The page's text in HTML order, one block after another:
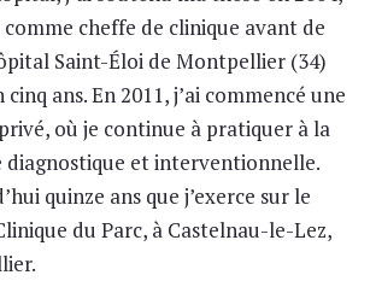
cheffe de clinique avant de
Saint-Éloi de Montpellier (34)
ans. En 2011, j’ai commencé une
où je continue à pratiquer à la
diagnostique et interventionnelle.
quinze ans que j’exerce sur le
du Parc, à Castelnau-le-Lez,